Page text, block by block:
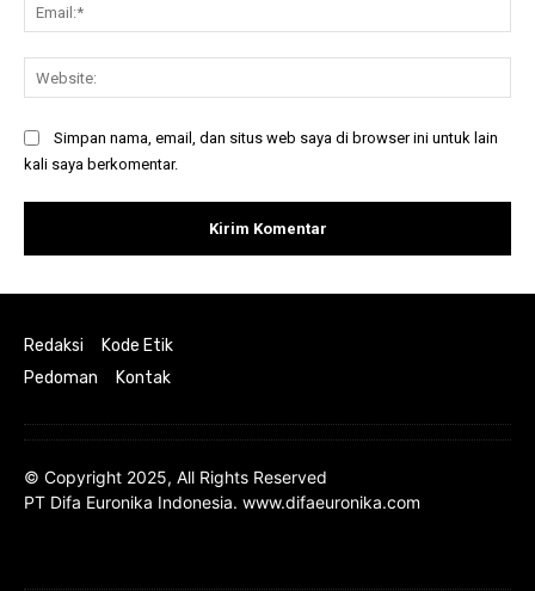
Simpan nama, email, dan situs web saya di browser ini untuk lain
kali saya berkomentar.
Redaksi
Kode Etik
Pedoman
Kontak
© Copyright 2025, All Rights Reserved
PT Difa Euronika Indonesia. www.difaeuronika.com